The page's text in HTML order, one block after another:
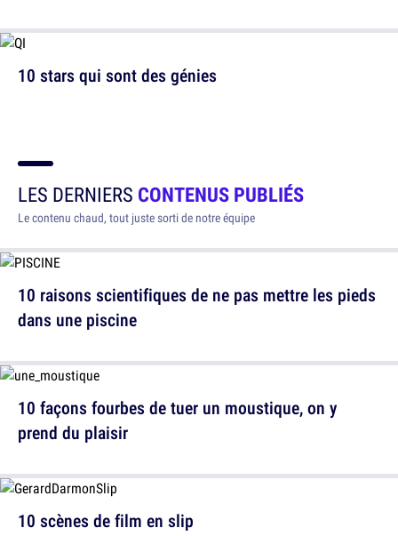
10 stars qui sont des génies
LES DERNIERS CONTENUS PUBLIÉS
Le contenu chaud, tout juste sorti de notre équipe
10 raisons scientifiques de ne pas mettre les pieds
dans une piscine
10 scènes de film en slip
10 façons fourbes de tuer un moustique, on y
prend du plaisir